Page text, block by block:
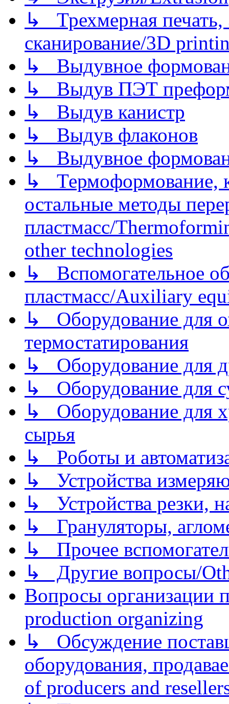
↳ Трехмерная
сканирование/3D
↳ Выдувное
↳ Выдув ПЭТ
↳ Выдув канистр
↳ Выдув флаконов
↳ Выдувное
↳ Термоформование,
остальные методы
пластмасс/
other technologies
↳ Вспомогательное
пластмасс/Auxiliary
↳ Оборудование для
термостатирования
↳ Оборудование для
↳ Оборудование для
↳ Оборудование для
сырья
↳ Роботы и
↳ Устройства
↳ Устройства резки,
↳ Грануляторы,
↳ Прочее
↳ Другие вопросы/
Вопросы организации
production organizing
↳ Обсуждение
оборудования,
of producers and